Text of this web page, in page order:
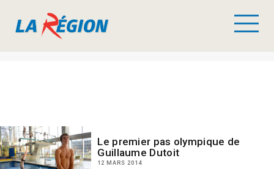
Le premier pas olympique de
Guillaume Dutoit
12 MARS 2014